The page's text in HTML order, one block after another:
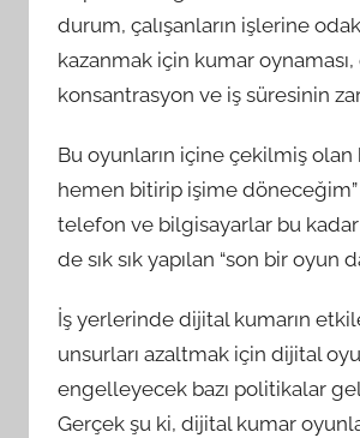
durum, çalışanların işlerine
kazanmak için kumar
konsantrasyon ve iş süresinin
Bu oyunların içine çekilmiş
hemen bitirip işime döneceğim”
telefon ve bilgisayarlar bu kadar
de sık sık yapılan “son bir
İş yerlerinde dijital kumarın
unsurları azaltmak için dijital
engelleyecek bazı politikalar
Gerçek şu ki, dijital kumar